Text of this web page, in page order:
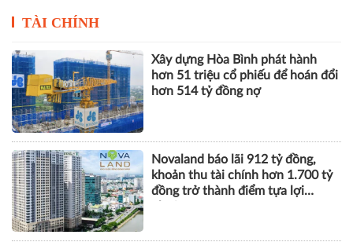
TÀI CHÍNH
Xây dựng Hòa Bình phát hành
hơn 51 triệu cổ phiếu để hoán đổi
hơn 514 tỷ đồng nợ
Novaland báo lãi 912 tỷ đồng,
khoản thu tài chính hơn 1.700 tỷ
đồng trở thành điểm tựa lợi